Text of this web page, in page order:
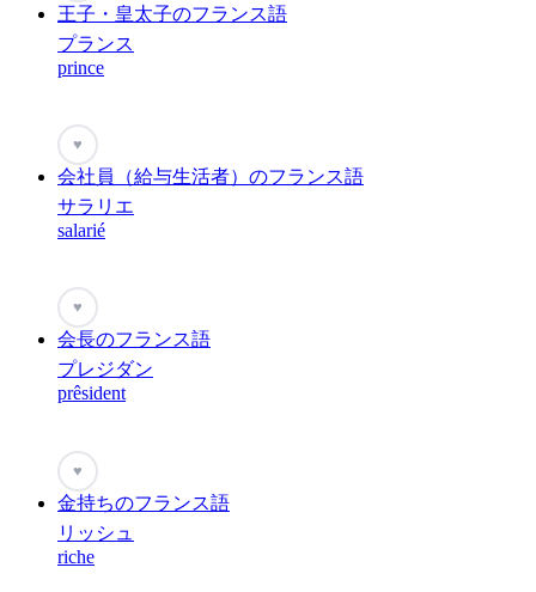
王子・皇太子のフランス語
プランス
prince
♥
会社員（給与生活者）のフランス語
サラリエ
salarié
♥
会長のフランス語
プレジダン
prêsident
♥
金持ちのフランス語
リッシュ
riche